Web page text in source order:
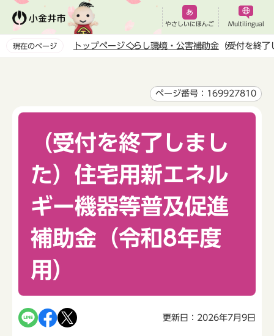
ペ
やさしいにほんご Multilingual
現在のページ トップページくらし環境・公害補助金 （受付を終
ページ番号：169927810
（受付を終了しまし
た）住宅用新エネル
ギー機器等普及促進
補助金（令和8年度
用）
更新日：2026年7月9日